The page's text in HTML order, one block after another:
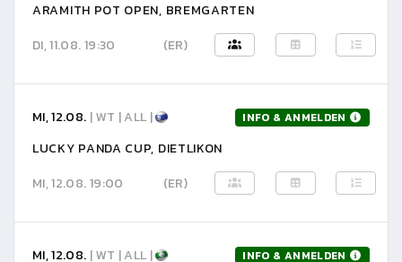
ARAMITH POT OPEN, BREMGARTEN
DI, 11.08. 19:30
(ER)
MI, 12.08. | WT | ALL | INFO & ANMELDEN
LUCKY PANDA CUP, DIETLIKON
MI, 12.08. 19:00
(ER)
MI, 12.08. | WT | ALL | INFO & ANMELDEN